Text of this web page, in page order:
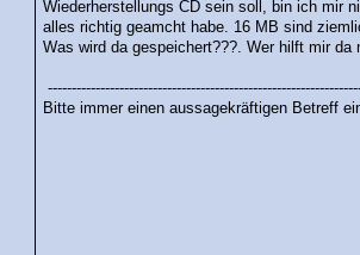
Wiederherstellungs CD sein soll, bin ich mir
alles richtig geamcht habe. 16 MB sind
Was wird da gespeichert???. Wer hilft mir da
Bitte immer einen aussagekräftigen Betreff